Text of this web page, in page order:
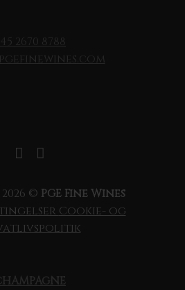
2670 8788
© PGE Fine Wines
Cookie- og